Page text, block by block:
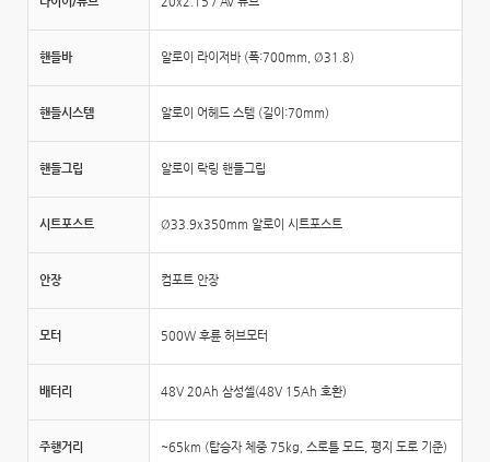
핸들바 알로이 라이저바 (폭:700mm, Ø31.8)
핸들시스템 알로이 어헤드 스템 (길이:70mm)
핸들그립 알로이 락링 핸들그립
시트포스트 Ø33.9x350mm 알로이 시트포스트
안장 컴포트 안장
모터 500W 후륜 허브모터
배터리 48V 20Ah 삼성셀(48V 15Ah 호환)
주행거리 ~65km (탑승자 체중 75kg, 스로틀 모드, 평지 도로 기준)